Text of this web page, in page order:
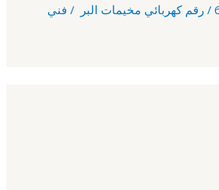
مخيمات البر / 66629504 / رقم كهربائي مخيمات البر / فني